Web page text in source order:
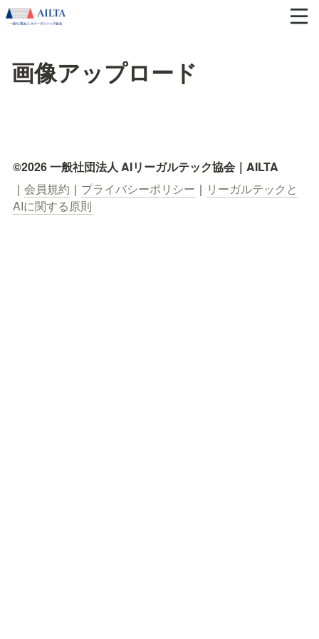
画像アップロード
©2026 一般社団法人 AIリーガルテック協会｜AILTA
｜ 会員規約 ｜ プライバシーポリシー ｜ リーガルテックと
AIに関する原則